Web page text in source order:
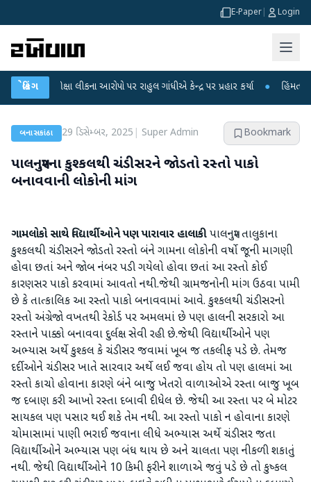
E-Paper Login
બ્રેકિંગ
પરીક્ષા લીકના આરોપો પર રાહુલ ગાંધીએ કેન્દ્ર પર પ્રહાર કર્યા ● હિંમતનગરમાં
બનાસકાંઠા 29 ડિસેમ્બર, 2025 Super Admin Bookmark
પાલનપુરના કુશ્કલથી ચંડીસરને જોડતો રસ્તો પાકો
બનાવવાની લોકોની માંગ
ગામલોકો સાથે વિદ્યાર્થીઓને પણ પારાવાર હાલાકીપાલનપુર તાલુકાના
કુશ્કલથી ચંડીસરને જોડતો રસ્તો બંને ગામના લોકોની વર્ષો જૂની માગણી
હોવા છતાં અને જોબ નંબર પડી ગયેલો હોવા છતાં આ રસ્તો કોઈ
કારણસર પાકો કરવામાં આવતો નથી.જેથી ગ્રામજનોની માંગ ઉઠવા પામી
છે કે તાત્કાલિક આ રસ્તો પાકો બનાવવામાં આવે. કુશ્કલથી ચંડીસરનો
રસ્તો અંગ્રેજો વખતથી રેકોર્ડ પર અમલમાં છે પણ હાલની સરકારો આ
રસ્તાને પાક્કો બનાવવા દુર્લક્ષ સેવી રહી છે.જેથી વિદ્યાર્થીઓને પણ
અભ્યાસ અર્થે કુશ્કલ કે ચંડીસર જવામાં ખૂબ જ તકલીફ પડે છે. તેમજ
દર્દીઓને ચંડીસર ખાતે સારવાર અર્થે લઈ જવા હોય તો પણ હાલમાં આ
રસ્તો કાચો હોવાના કારણે બંને બાજુ ખેતરો વાળાઓએ રસ્તા બાજુ ખૂબ
જ દબાણ કરી આખો રસ્તા દબાવી દીધેલ છે. જેથી આ રસ્તા પર બે મોટર
સાયકલ પણ પસાર થઈ શકે તેમ નથી. આ રસ્તો પાકો ન હોવાના કારણે
ચોમાસામાં પાણી ભરાઈ જવાના લીધે અભ્યાસ અર્થે ચંડીસર જતા
વિદ્યાર્થીઓને અભ્યાસ પણ બંધ થાય છે અને ચાલતા પણ નીકળી શકાતું
નથી. જેથી વિદ્યાર્થીઓને 10 કિમી ફરીને શાળાએ જવું પડે છે તો કુષ્કલ